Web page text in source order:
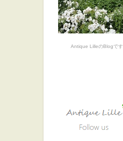
Antique LilleのBlogです